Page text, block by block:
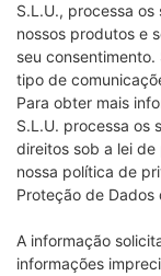
S.L.U., processa
nossos produtos e
seu
tipo de
Para obter mais
S.L.U. processa os
direitos sob a lei
nossa política de
Proteção de Dados
A informação
informações